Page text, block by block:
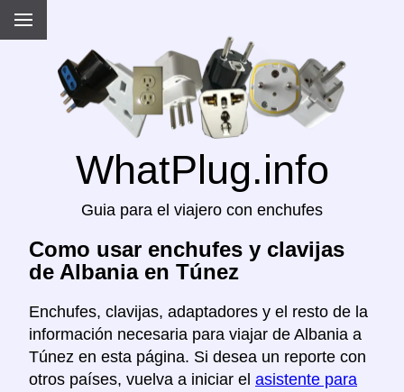
WhatPlug.info
Guia para el viajero con enchufes
Como usar enchufes y clavijas
de Albania en Túnez
Enchufes, clavijas, adaptadores y el resto de la
información necesaria para viajar de Albania a
Túnez en esta página. Si desea un reporte con
otros países, vuelva a iniciar el asistente para